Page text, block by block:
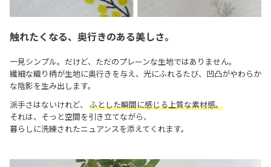
触れたくなる、奥行きのある美しさ。
一見シンプル。だけど、ただのプレーンな生地ではありません。
繊細な織り柄が生地に奥行きを与え、光にふれるたび、凹凸がやわらか
な陰影を生み出します。
派手さはないけれど、 ふとした瞬間に感じる上質な素材感。
それは、そっと空間を引き立てながら、
暮らしに洗練されたニュアンスを添えてくれます。